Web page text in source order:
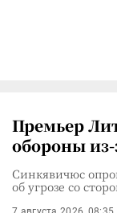
Премьер
обороны из-
Синкявичюс
об угрозе со